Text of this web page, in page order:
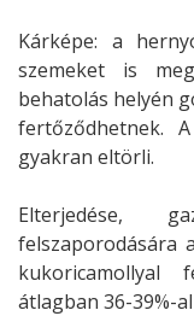
Kárképe: a
szemeket is
behatolás helyén
fertőződhetnek.
gyakran eltörli.
Elterjedése,
felszaporodására
kukoricamollyal
átlagban 36-39%-